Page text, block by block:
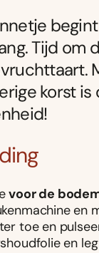
Tijd om
korst
voor de
en
toe en
en